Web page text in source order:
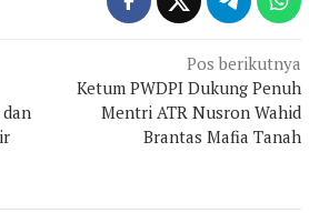
Pos berikutnya
Ketum PWDPI Dukung Penuh
Mentri ATR Nusron Wahid
Brantas Mafia Tanah